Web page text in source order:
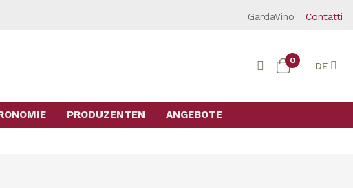
GardaVino Contatti
0 DE
PRODUZENTEN ANGEBOTE